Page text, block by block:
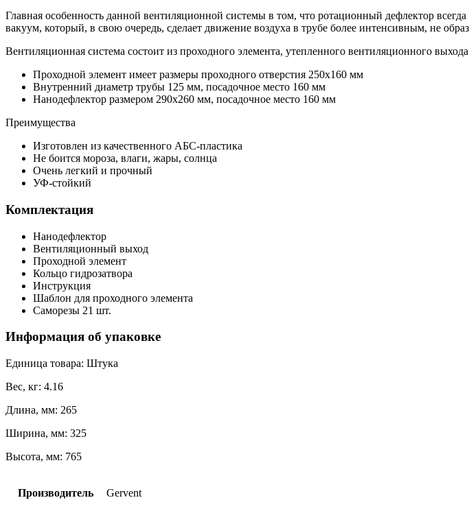
Главная особенность данной вентиляционной системы в том, что ротационный дефлектор
вакуум, который, в свою очередь, сделает движение воздуха в трубе более интенсивным, не
Вентиляционная система состоит из проходного элемента, утепленного вентиляционного
Проходной элемент имеет размеры проходного отверстия 250х160 мм
Внутренний диаметр трубы 125 мм, посадочное место 160 мм
Нанодефлектор размером 290х260 мм, посадочное место 160 мм
Преимущества
Изготовлен из качественного АБС-пластика
Не боится мороза, влаги, жары, солнца
Очень легкий и прочный
УФ-стойкий
Комплектация
Нанодефлектор
Вентиляционный выход
Проходной элемент
Кольцо гидрозатвора
Инструкция
Шаблон для проходного элемента
Саморезы 21 шт.
Информация об упаковке
Единица товара: Штука
Вес, кг: 4.16
Длина, мм: 265
Ширина, мм: 325
Высота, мм: 765
Производитель Gervent